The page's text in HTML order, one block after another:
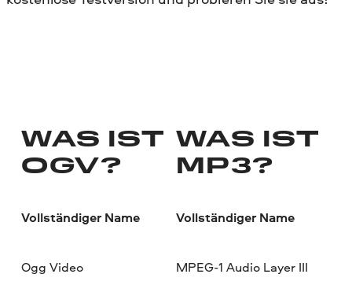
WAS IST
OGV?
Vollständiger Name
Ogg Video
WAS IST
MP3?
Vollständiger Name
MPEG-1 Audio Layer III